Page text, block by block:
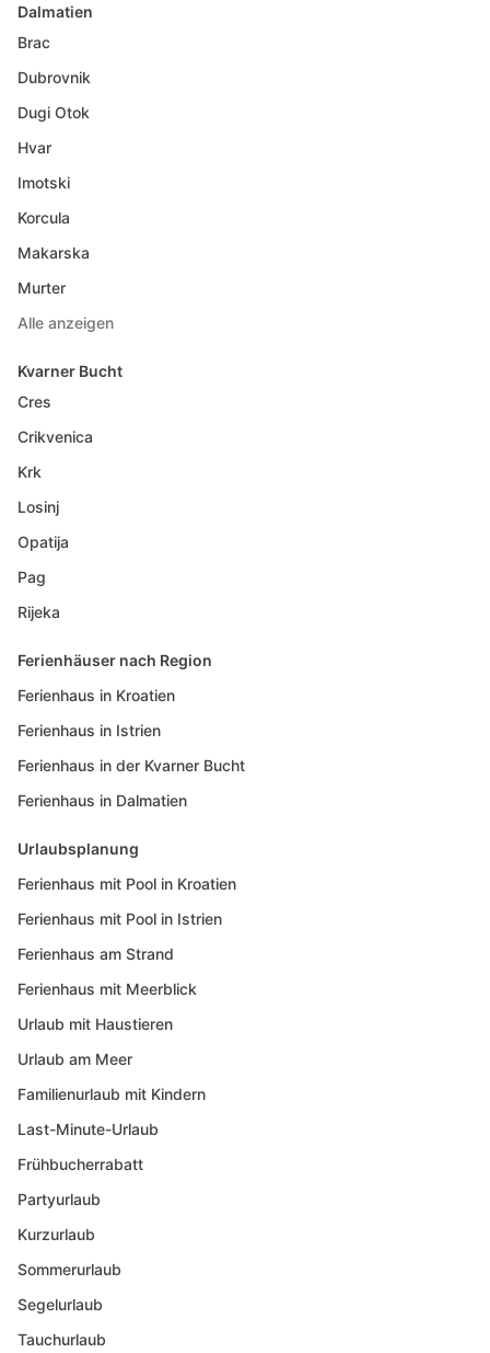
Dalmatien
Brac
Dubrovnik
Dugi Otok
Hvar
Imotski
Korcula
Makarska
Murter
Alle anzeigen
Kvarner Bucht
Cres
Crikvenica
Krk
Losinj
Opatija
Pag
Rijeka
Ferienhäuser nach Region
Ferienhaus in Kroatien
Ferienhaus in Istrien
Ferienhaus in der Kvarner Bucht
Ferienhaus in Dalmatien
Urlaubsplanung
Ferienhaus mit Pool in Kroatien
Ferienhaus mit Pool in Istrien
Ferienhaus am Strand
Ferienhaus mit Meerblick
Urlaub mit Haustieren
Urlaub am Meer
Familienurlaub mit Kindern
Last-Minute-Urlaub
Frühbucherrabatt
Partyurlaub
Kurzurlaub
Sommerurlaub
Segelurlaub
Tauchurlaub